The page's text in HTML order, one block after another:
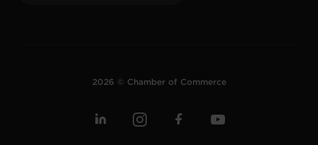
2026 © Chamber of Commerce